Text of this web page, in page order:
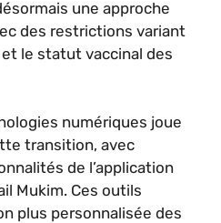
une approche
des restrictions variant
et le statut vaccinal des
numériques joue
transition, avec
de l’application
Mukim. Ces outils
plus personnalisée des